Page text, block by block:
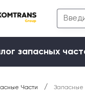
запасных
Части / Запасные